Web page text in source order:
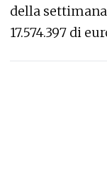
della
17.574.397 di